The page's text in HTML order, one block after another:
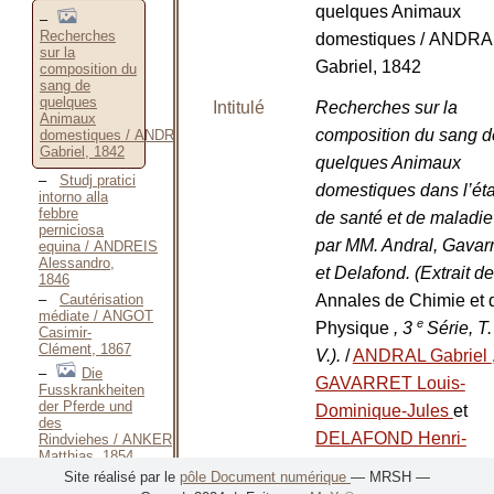
Recherches
sur la
composition du
sang de
quelques
Animaux
domestiques / ANDRAL
Gabriel, 1842
Studj pratici
intorno alla
febbre
perniciosa
equina / ANDREIS
Alessandro,
1846
Cautérisation
médiate / ANGOT
Casimir-
Clément, 1867
Die
Fusskrankheiten
der Pferde und
des
Rindviehes / ANKER
Matthias, 1854
Kropfe und
quelques Animaux
domestiques /
Gabriel, 1842
Intitulé
Recherches sur la
composition du sang
quelques Animaux
domestiques dans
de santé et de maladie
par MM. Andral,
et Delafond. (Extrait
Annales de Chimie et
Physique , 3 e Série, T.
V.). /ANDRAL Gabriel
GAVARRET Louis-
Dominique-Jules et
DELAFOND Henri-
Site réalisé par le pôle Document numérique — MRSH —